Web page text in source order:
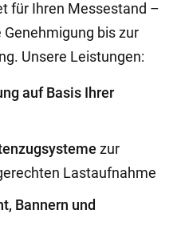
für Ihren Messestand –
bis zur
Unsere Leistungen:
auf Basis Ihrer
zur
Lastaufnahme
Bannern und